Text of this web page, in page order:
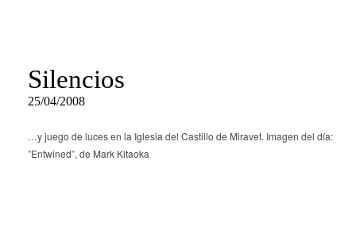
Silencios
25/04/2008
…y juego de luces en la Iglesia del Castillo de Miravet. Imagen del día:
”Entwined”, de Mark Kitaoka